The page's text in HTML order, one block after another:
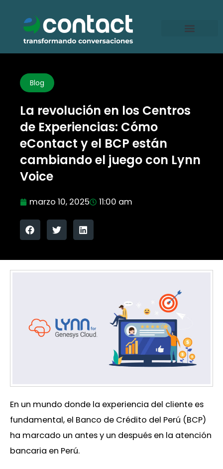
contenido
Blog
La revolución en los Centros
de Experiencias: Cómo
eContact y el BCP están
cambiando el juego con Lynn
Voice
marzo 10, 2025 11:00 am
En un mundo donde la experiencia del cliente es
fundamental, el Banco de Crédito del Perú (BCP)
ha marcado un antes y un después en la atención
bancaria en Perú.